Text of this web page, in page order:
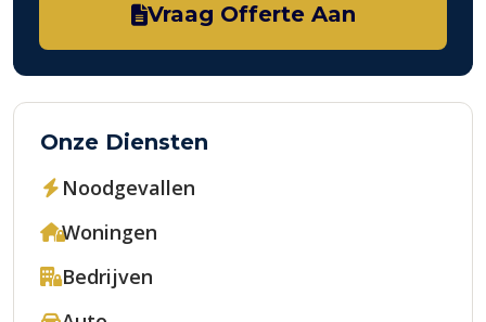
Vraag Offerte Aan
Onze Diensten
Noodgevallen
Woningen
Bedrijven